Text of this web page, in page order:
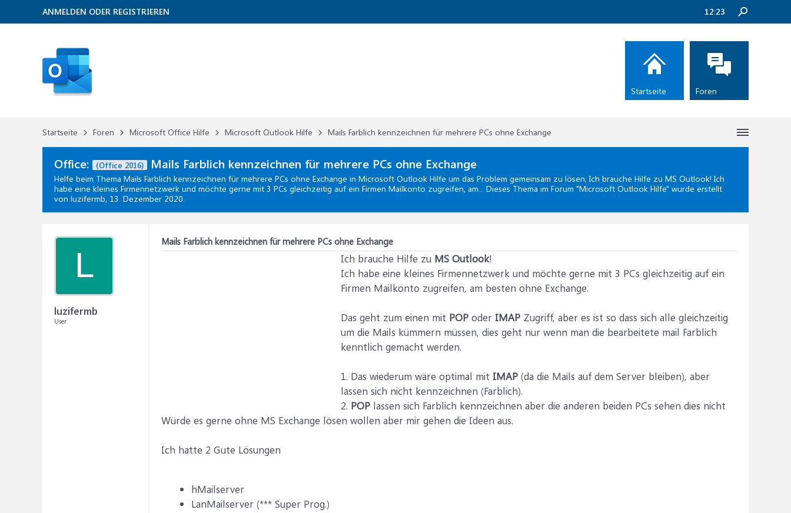
Startseite Foren Microsoft Office Hilfe Microsoft Outlook Hilfe Mails Farblich kennzeichnen für mehrere PCs ohne Exchange
Office: (Office 2016) Mails Farblich kennzeichnen für mehrere PCs ohne Exchange
Helfe beim Thema Mails Farblich kennzeichnen für mehrere PCs ohne Exchange in Microsoft Outlook Hilfe um das Problem gemeinsam zu lösen; Ich brauche Hilfe zu MS Outlook! Ich
habe eine kleines Firmennetzwerk und möchte gerne mit 3 PCs gleichzeitig auf ein Firmen Mailkonto zugreifen, am... Dieses Thema im Forum "Microsoft Outlook Hilfe" wurde erstellt
von luzifermb, 13. Dezember 2020.
L
luzifermb
User
Mails Farblich kennzeichnen für mehrere PCs ohne Exchange
Ich brauche Hilfe zu MS Outlook!
Ich habe eine kleines Firmennetzwerk und möchte gerne mit 3 PCs gleichzeitig auf ein
Firmen Mailkonto zugreifen, am besten ohne Exchange.
Das geht zum einen mit POP oder IMAP Zugriff, aber es ist so dass sich alle gleichzeitig
um die Mails kümmern müssen, dies geht nur wenn man die bearbeitete mail Farblich
kenntlich gemacht werden.
1. Das wiederum wäre optimal mit IMAP (da die Mails auf dem Server bleiben), aber
lassen sich nicht kennzeichnen (Farblich).
2. POP lassen sich Farblich kennzeichnen aber die anderen beiden PCs sehen dies nicht
Würde es gerne ohne MS Exchange lösen wollen aber mir gehen die Ideen aus.
Ich hatte 2 Gute Lösungen
hMailserver
LanMailserver (*** Super Prog.)
ANMELDEN ODER REGISTRIEREN 12:23
Startseite Foren